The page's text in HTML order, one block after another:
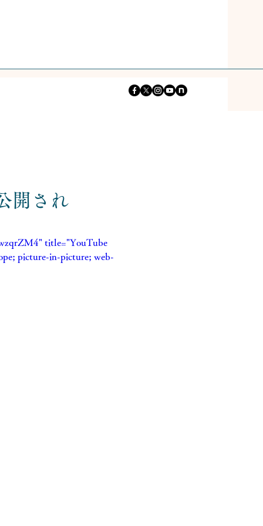
開され
title="YouTube
picture-in-picture; web-